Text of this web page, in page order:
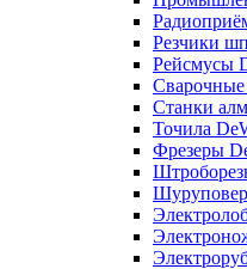
Резчики
Рейсмусы
Станки
Точила
Фрезеры